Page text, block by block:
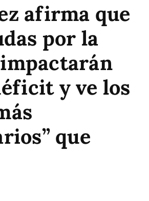
afirma que
por la
y ve los
que